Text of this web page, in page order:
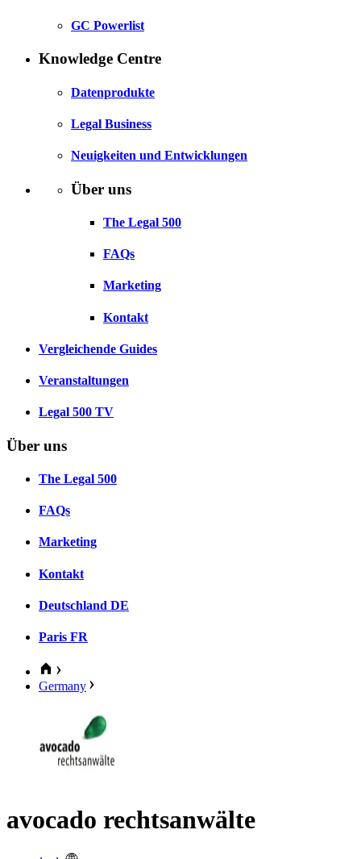
GC Powerlist
Knowledge Centre
Datenprodukte
Legal Business
Neuigkeiten und Entwicklungen
Über uns
The Legal 500
FAQs
Marketing
Kontakt
Vergleichende Guides
Veranstaltungen
Legal 500 TV
Über uns
The Legal 500
FAQs
Marketing
Kontakt
Deutschland DE
Paris FR
Germany
avocado rechtsanwälte